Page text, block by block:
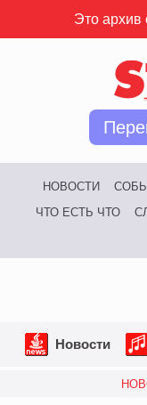
Это архив
НОВОСТИ
ЧТО ЕСТЬ ЧТО
Новости